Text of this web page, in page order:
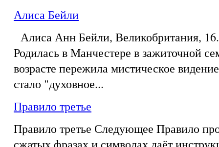
Алиса Бейли
Алиса Анн Бейли, Великобритания,
Родилась в Манчестере в зажиточной
возрасте пережила мистическое
стало "духовное...
Правило третье
Правило третье Следующее Правило